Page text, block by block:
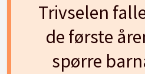
Trivselen
de første
spørre